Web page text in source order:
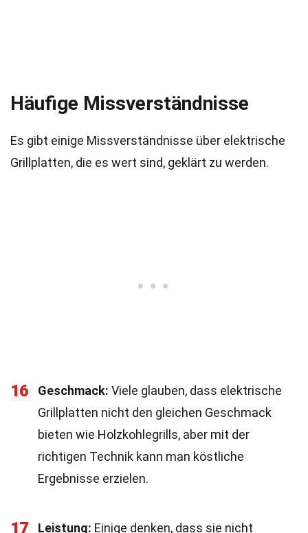
Häufige Missverständnisse
Es gibt einige Missverständnisse über elektrische
Grillplatten, die es wert sind, geklärt zu werden.
16 Geschmack: Viele glauben, dass elektrische
Grillplatten nicht den gleichen Geschmack
bieten wie Holzkohlegrills, aber mit der
richtigen Technik kann man köstliche
Ergebnisse erzielen.
17 Leistung: Einige denken, dass sie nicht